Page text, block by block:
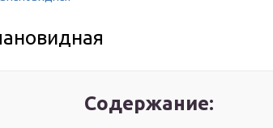
Содержание: